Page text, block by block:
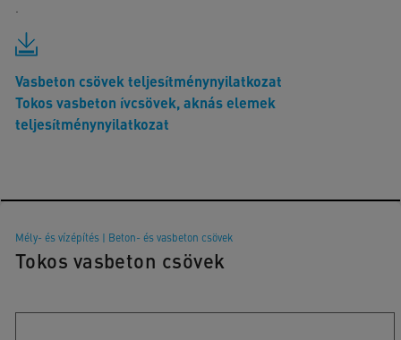
Vasbeton csövek teljesítménynyilatkozat
Tokos vasbeton ívcsövek, aknás elemek
teljesítménynyilatkozat
Mély- és vízépítés | Beton- és vasbeton csövek
Tokos vasbeton csövek